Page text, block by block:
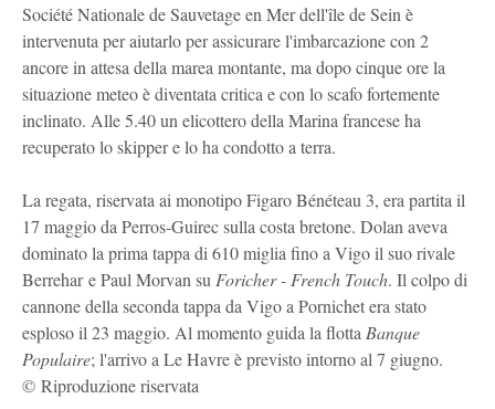
Société Nationale de Sauvetage en Mer dell'île de Sein è
intervenuta per aiutarlo per assicurare l'imbarcazione con 2
ancore in attesa della marea montante, ma dopo cinque ore la
situazione meteo è diventata critica e con lo scafo fortemente
inclinato. Alle 5.40 un elicottero della Marina francese ha
recuperato lo skipper e lo ha condotto a terra.
La regata, riservata ai monotipo Figaro Bénéteau 3, era partita il
17 maggio da Perros-Guirec sulla costa bretone. Dolan aveva
dominato la prima tappa di 610 miglia fino a Vigo il suo rivale
Berrehar e Paul Morvan su Foricher - French Touch. Il colpo di
cannone della seconda tappa da Vigo a Pornichet era stato
esploso il 23 maggio. Al momento guida la flotta Banque
Populaire; l'arrivo a Le Havre è previsto intorno al 7 giugno.
© Riproduzione riservata